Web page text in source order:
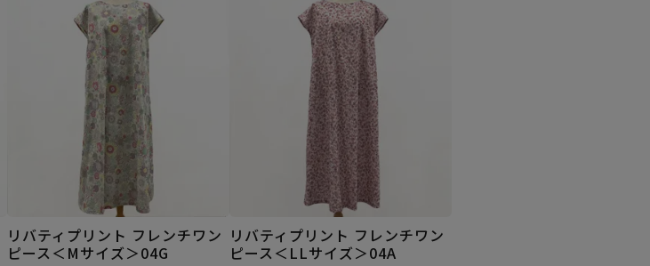
リバティプリント フレンチワン
ピース＜Mサイズ＞04G
リバティプリント フレンチワン
ピース＜LLサイズ＞04A